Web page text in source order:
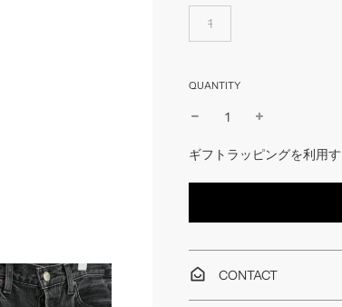
1
QUANTITY
ギフトラッピングを利用
CONTACT